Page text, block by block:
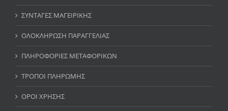
ΣΥΝΤΑΓΕΣ ΜΑΓΕΙΡΙΚΗΣ
ΟΛΟΚΛΗΡΩΣΗ ΠΑΡΑΓΓΕΛΙΑΣ
ΠΛΗΡΟΦΟΡΙΕΣ ΜΕΤΑΦΟΡΙΚΩΝ
ΤΡΟΠΟΙ ΠΛΗΡΩΜΗΣ
ΟΡΟΙ ΧΡΗΣΗΣ